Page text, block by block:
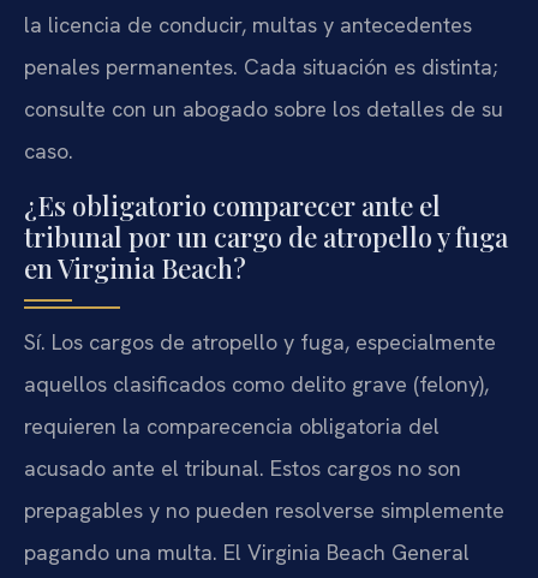
la licencia de conducir, multas y antecedentes
penales permanentes. Cada situación es distinta;
consulte con un abogado sobre los detalles de su
caso.
¿Es obligatorio comparecer ante el
tribunal por un cargo de atropello y fuga
en Virginia Beach?
Sí. Los cargos de atropello y fuga, especialmente
aquellos clasificados como delito grave (felony),
requieren la comparecencia obligatoria del
acusado ante el tribunal. Estos cargos no son
prepagables y no pueden resolverse simplemente
pagando una multa. El Virginia Beach General